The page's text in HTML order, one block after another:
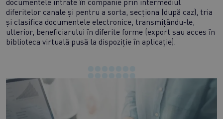
documentele intrate în companie prin intermediul
diferitelor canale și pentru a sorta, secționa (după caz), tria
și clasifica documentele electronice, transmițându-le,
ulterior, beneficiarului în diferite forme (export sau acces în
biblioteca virtuală pusă la dispoziție în aplicație).